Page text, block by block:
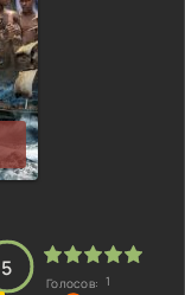
5
Голосов: 1